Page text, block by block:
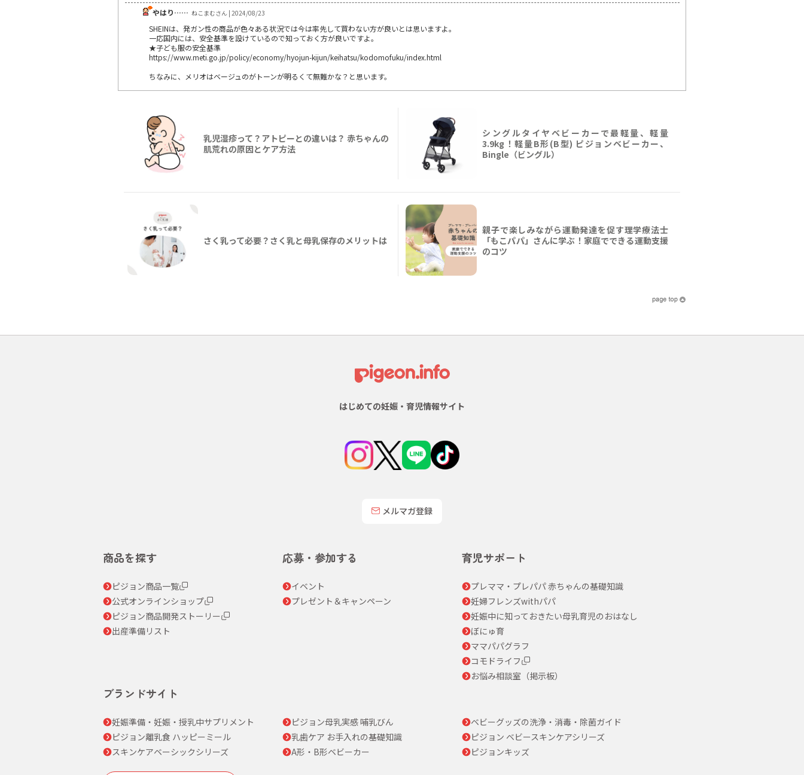
やはり…… ねこまむさん | 2024/08/23
SHEINは、発ガン性の商品が色々ある状況では今は率先して買わない方が良いとは思いますよ。
一応国内には、安全基準を設けているので知っておく方が良いですよ。
★子ども服の安全基準
https://www.meti.go.jp/policy/economy/hyojun-kijun/keihatsu/kodomofuku/index.html
ちなみに、メリオはベージュのがトーンが明るくて無難かな？と思います。
乳児湿疹って？アトピーとの違いは？ 赤ちゃんの
肌荒れの原因とケア方法
シングルタイヤベビーカーで最軽量、軽量
3.9kg！軽量B形(B型) ピジョンベビーカー、
Bingle（ビングル）
さく乳って必要？さく乳と母乳保存のメリットは
親子で楽しみながら運動発達を促す理学療法士
「もこパパ」さんに学ぶ！家庭でできる運動支援
のコツ
はじめての妊娠・育児情報サイト
メルマガ登録
商品を探す
ピジョン商品一覧
公式オンラインショップ
ピジョン商品開発ストーリー
出産準備リスト
応募・参加する
イベント
プレゼント＆キャンペーン
育児サポート
プレママ・プレパパ 赤ちゃんの基礎知識
妊婦フレンズwithパパ
妊娠中に知っておきたい母乳育児のおはなし
ぼにゅ育
ママパパグラフ
コモドライフ
お悩み相談室（掲示板）
ブランドサイト
妊娠準備・妊娠・授乳中サプリメント ピジョン母乳実感 哺乳びん
ベビーグッズの洗浄・消毒・除菌ガイド
ピジョン離乳食 ハッピーミール
乳歯ケア お手入れの基礎知識
ピジョン ベビースキンケアシリーズ
スキンケアベーシックシリーズ
A形・B形ベビーカー ピジョンキッズ